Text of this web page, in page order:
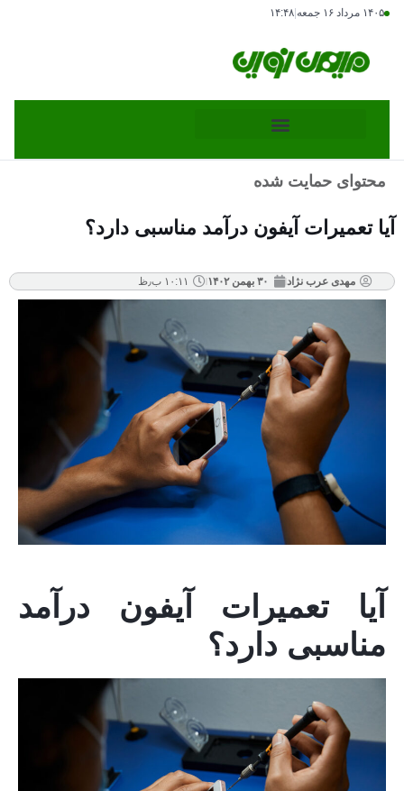
۱۴۰۵ مرداد ۱۶ جمعه ۱۴:۴۸
محتوای حمایت شده
آیا تعمیرات آیفون درآمد مناسبی دارد؟
مهدی عرب نژاد ۳۰ بهمن ۱۴۰۲ ۱۰:۱۱ ب٫ظ
آیا تعمیرات آیفون درآمد
مناسبی دارد؟